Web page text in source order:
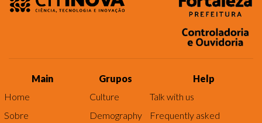
Main
Home
Sobre
Grupos
Culture
Demography
Help
Talk with us
Frequently asked